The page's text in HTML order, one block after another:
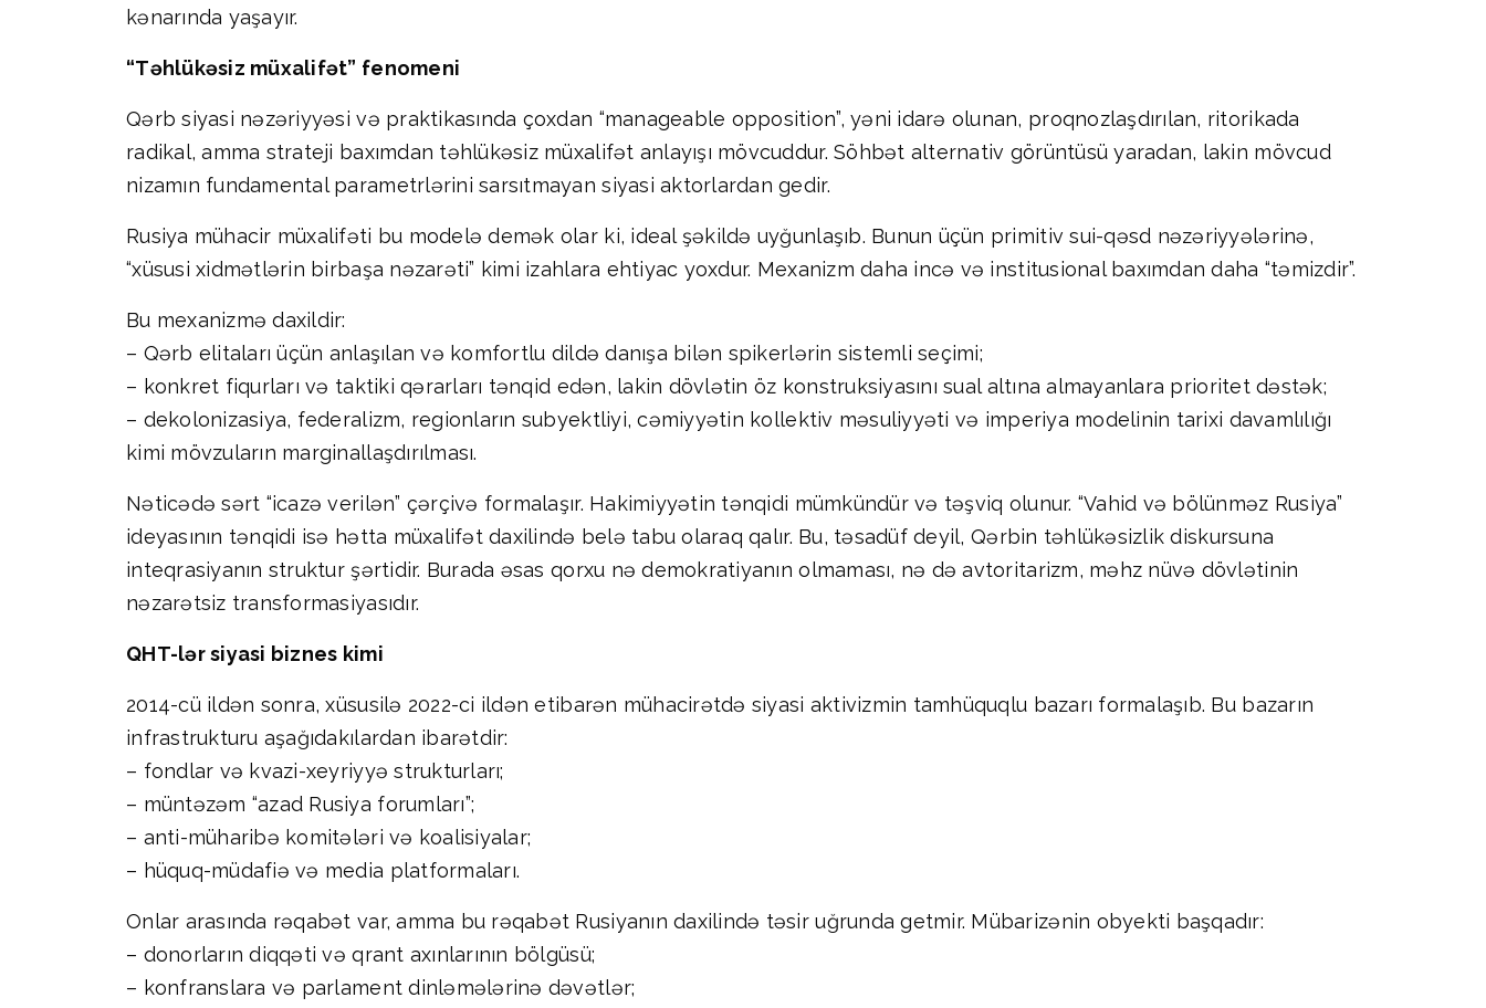
kənarında yaşayır.
“Təhlükəsiz müxalifət” fenomeni
Qərb siyasi nəzəriyyəsi və praktikasında çoxdan “manageable opposition”, yəni idarə olunan, proqnozlaşdırılan, ritorikada
radikal, amma strateji baxımdan təhlükəsiz müxalifət anlayışı mövcuddur. Söhbət alternativ görüntüsü yaradan, lakin mövcud
nizamın fundamental parametrlərini sarsıtmayan siyasi aktorlardan gedir.
Rusiya mühacir müxalifəti bu modelə demək olar ki, ideal şəkildə uyğunlaşıb. Bunun üçün primitiv sui-qəsd nəzəriyyələrinə,
“xüsusi xidmətlərin birbaşa nəzarəti” kimi izahlara ehtiyac yoxdur. Mexanizm daha incə və institusional baxımdan daha “təmizdir”.
Bu mexanizmə daxildir:
– Qərb elitaları üçün anlaşılan və komfortlu dildə danışa bilən spikerlərin sistemli seçimi;
– konkret fiqurları və taktiki qərarları tənqid edən, lakin dövlətin öz konstruksiyasını sual altına almayanlara prioritet dəstək;
– dekolonizasiya, federalizm, regionların subyektliyi, cəmiyyətin kollektiv məsuliyyəti və imperiya modelinin tarixi davamlılığı
kimi mövzuların marginallaşdırılması.
Nəticədə sərt “icazə verilən” çərçivə formalaşır. Hakimiyyətin tənqidi mümkündür və təşviq olunur. “Vahid və bölünməz Rusiya”
ideyasının tənqidi isə hətta müxalifət daxilində belə tabu olaraq qalır. Bu, təsadüf deyil, Qərbin təhlükəsizlik diskursuna
inteqrasiyanın struktur şərtidir. Burada əsas qorxu nə demokratiyanın olmaması, nə də avtoritarizm, məhz nüvə dövlətinin
nəzarətsiz transformasiyasıdır.
QHT-lər siyasi biznes kimi
2014-cü ildən sonra, xüsusilə 2022-ci ildən etibarən mühacirətdə siyasi aktivizmin tamhüquqlu bazarı formalaşıb. Bu bazarın
infrastrukturu aşağıdakılardan ibarətdir:
– fondlar və kvazi-xeyriyyə strukturları;
– müntəzəm “azad Rusiya forumları”;
– anti-müharibə komitələri və koalisiyalar;
– hüquq-müdafiə və media platformaları.
Onlar arasında rəqabət var, amma bu rəqabət Rusiyanın daxilində təsir uğrunda getmir. Mübarizənin obyekti başqadır:
– donorların diqqəti və qrant axınlarının bölgüsü;
– konfranslara və parlament dinləmələrinə dəvətlər;